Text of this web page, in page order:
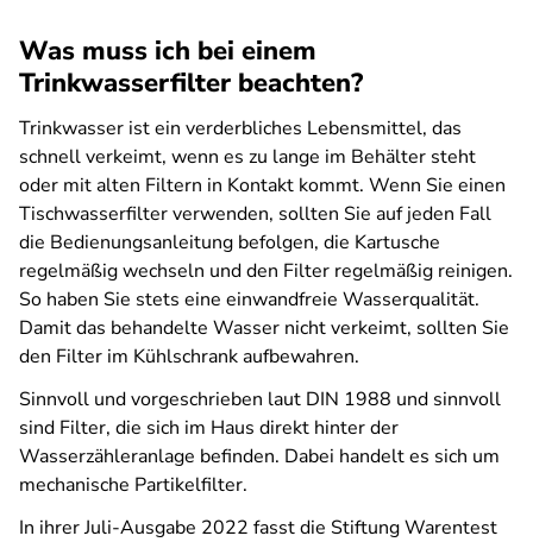
Was muss ich bei einem
Trinkwasserfilter beachten?
Trinkwasser ist ein verderbliches Lebensmittel, das
schnell verkeimt, wenn es zu lange im Behälter steht
oder mit alten Filtern in Kontakt kommt. Wenn Sie einen
Tischwasserfilter verwenden, sollten Sie auf jeden Fall
die Bedienungsanleitung befolgen, die Kartusche
regelmäßig wechseln und den Filter regelmäßig reinigen.
So haben Sie stets eine einwandfreie Wasserqualität.
Damit das behandelte Wasser nicht verkeimt, sollten Sie
den Filter im Kühlschrank aufbewahren.
Sinnvoll und vorgeschrieben laut DIN 1988 und sinnvoll
sind Filter, die sich im Haus direkt hinter der
Wasserzähleranlage befinden. Dabei handelt es sich um
mechanische Partikelfilter.
In ihrer Juli-Ausgabe 2022 fasst die Stiftung Warentest